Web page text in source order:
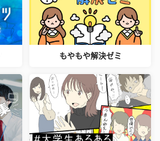
もやもや解決ゼミ